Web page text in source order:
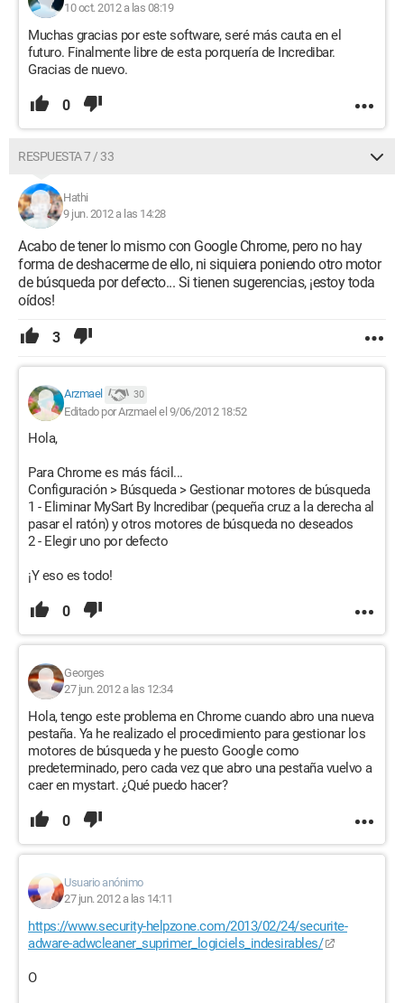
10 oct. 2012 a las 08:19
Muchas gracias por este software, seré más cauta en el
futuro. Finalmente libre de esta porquería de Incredibar.
Gracias de nuevo.
0
RESPUESTA 7 / 33
Hathi
9 jun. 2012 a las 14:28
Acabo de tener lo mismo con Google Chrome, pero no hay
forma de deshacerme de ello, ni siquiera poniendo otro motor
de búsqueda por defecto... Si tienen sugerencias, ¡estoy toda
oídos!
3
Arzmael 30
Editado por Arzmael el 9/06/2012 18:52
Hola,
Para Chrome es más fácil...
Configuración > Búsqueda > Gestionar motores de búsqueda
1 - Eliminar MySart By Incredibar (pequeña cruz a la derecha al
pasar el ratón) y otros motores de búsqueda no deseados
2 - Elegir uno por defecto
¡Y eso es todo!
0
Georges
27 jun. 2012 a las 12:34
Hola, tengo este problema en Chrome cuando abro una nueva
pestaña. Ya he realizado el procedimiento para gestionar los
motores de búsqueda y he puesto Google como
predeterminado, pero cada vez que abro una pestaña vuelvo a
caer en mystart. ¿Qué puedo hacer?
0
Usuario anónimo
27 jun. 2012 a las 14:11
https://www.security-helpzone.com/2013/02/24/securite-
adware-adwcleaner_suprimer_logiciels_indesirables/
O